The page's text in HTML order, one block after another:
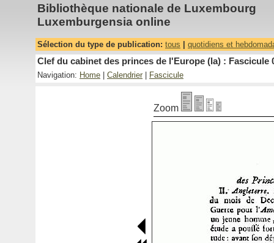
Bibliothèque nationale de Luxembourg
Luxemburgensia online
Sélection du type de publication: tous quotidiens et
Clef du cabinet des princes de l'Europe (la) : Fascicule
Navigation: Home Calendrier Fascicule
Zoom